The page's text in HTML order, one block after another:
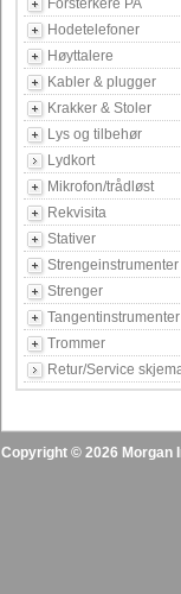
Forsterkere PA
Hodetelefoner
Høyttalere
Kabler & plugger
Krakker & Stoler
Lys og tilbehør
Lydkort
Mikrofon/trådløst
Rekvisita
Stativer
Strengeinstrumenter
Strenger
Tangentinstrumenter
Trommer
Retur/Service
Copyright © 2026 Morgan